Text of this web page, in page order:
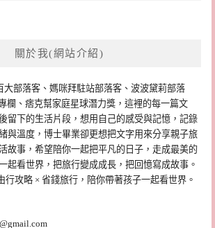
關於我(網站介紹)
大部落客、媽咪拜駐站部落客、波波黛莉部落
欄、痞克幫家庭星球潛力獎，這裡的每一篇文
留下的生活片段，想用自己的感受與記憶，記錄
與溫度，博士畢業卻更想把文字用來分享親子旅
故事，希望陪你一起把平凡的日子，走成最美的
起看世界，把旅行變成成長，把回憶寫成故事。
行攻略 × 省錢旅行，陪你帶著孩子一起看世界。